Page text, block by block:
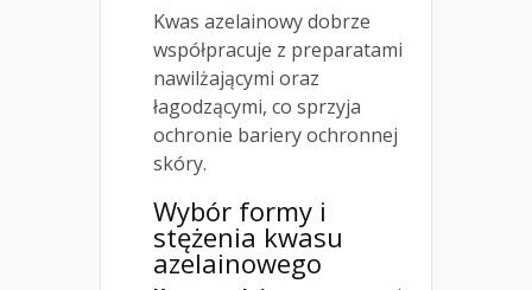
Kwas azelainowy dobrze
współpracuje z preparatami
nawilżającymi oraz
łagodzącymi, co sprzyja
ochronie bariery ochronnej
skóry.
Wybór formy i
stężenia kwasu
azelainowego